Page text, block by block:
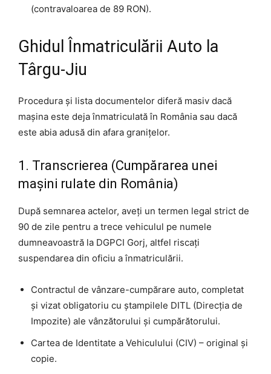
(contravaloarea de 89 RON).
Ghidul Înmatriculării Auto la
Târgu-Jiu
Procedura și lista documentelor diferă masiv dacă
mașina este deja înmatriculată în România sau dacă
este abia adusă din afara granițelor.
1. Transcrierea (Cumpărarea unei
mașini rulate din România)
După semnarea actelor, aveți un termen legal strict de
90 de zile pentru a trece vehiculul pe numele
dumneavoastră la DGPCI Gorj, altfel riscați
suspendarea din oficiu a înmatriculării.
Contractul de vânzare-cumpărare auto, completat
și vizat obligatoriu cu ștampilele DITL (Direcția de
Impozite) ale vânzătorului și cumpărătorului.
Cartea de Identitate a Vehiculului (CIV) – original și
copie.